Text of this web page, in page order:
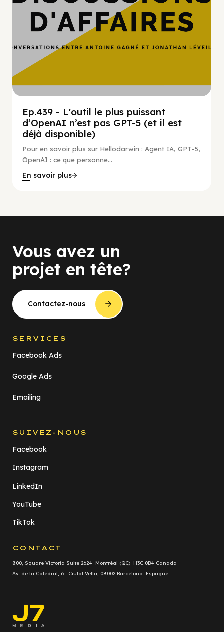
Ep.439 - L'outil le plus puissant
d’OpenAI n’est pas GPT-5 (et il est
déjà disponible)
Pour en savoir plus sur Hellodarwin : Agent IA, GPT-5,
OpenAI : ce que personne...
En savoir plus
Vous avez un
projet en tête?
Contactez-nous
SERVICES
Facebook Ads
Google Ads
Emailing
SUIVEZ-NOUS
Facebook
Instagram
LinkedIn
YouTube
TikTok
CONTACT
800, Square Victoria Suite 2624 Montréal (QC) H3C 0B4 Canada
Av. de la Catedral, 6 Ciutat Vella, 08002 Barcelona Espagne